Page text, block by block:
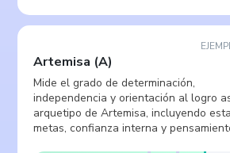
Artemisa (A)
Mide el grado de determinación,
independencia y orientación al logro
arquetipo de Artemisa, incluyendo
metas, confianza interna y